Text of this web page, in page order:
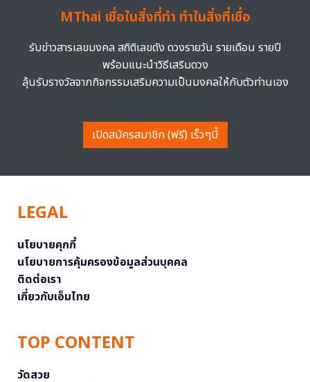
MThai เชื่อในสิ่งที่ทำ ทำในสิ่งที่เชื่อ
รับข่าวสารเลขมงคล สถิติเลขดัง ดวงรายวัน รายเดือน รายปี
พร้อมแนะนำวิธีเสริมดวง
ลุ้นรับรางวัลจากกิจกรรมเสริมความเป็นมงคลให้กับตัวท่านเอง
เปิดสมัครสมาชิก (ฟรี) เร็วๆนี้
LEGAL
นโยบายคุกกี้
นโยบายการคุ้มครองข้อมูลส่วนบุคคล
ติดต่อเรา
เกี่ยวกับเอ็มไทย
TOP CONTENT
วัดสวย